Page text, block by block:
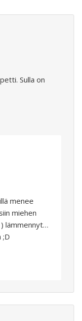
Sulla on
menee
miehen
lämmennyt…
;D